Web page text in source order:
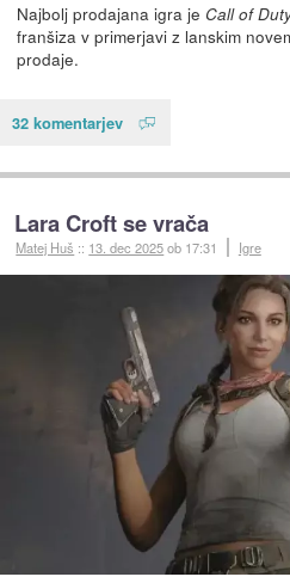
Najbolj prodajana igra je Call of
franšiza v primerjavi z lanskim
prodaje.
32 komentarjev
Lara Croft se vrača
Matej Huš :: 13. dec 2025ob 17:31 Igre